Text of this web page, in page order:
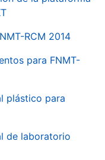
RCM 2014
para FNMT-
plástico para
de laboratorio